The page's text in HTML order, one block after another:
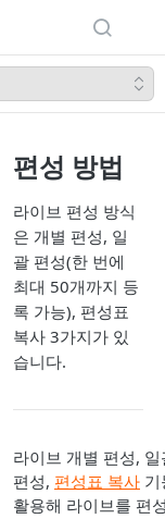
편성 방법
라이브 편성 방식
은 개별 편성, 일
괄 편성(한 번에
최대 50개까지 등
록 가능), 편성표
복사 3가지가 있
습니다.
라이브 개별 편성, 일
편성, 편성표 복사
활용해 라이브를 편